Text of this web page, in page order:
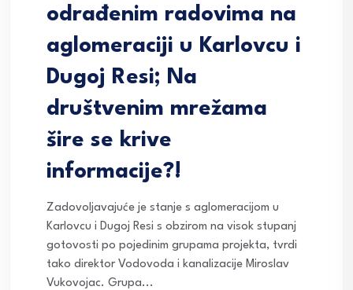
odrađenim radovima na
aglomeraciji u Karlovcu i
Dugoj Resi; Na
društvenim mrežama
šire se krive
informacije?!
Zadovoljavajuće je stanje s aglomeracijom u
Karlovcu i Dugoj Resi s obzirom na visok stupanj
gotovosti po pojedinim grupama projekta, tvrdi
tako direktor Vodovoda i kanalizacije Miroslav
Vukovojac. Grupa...